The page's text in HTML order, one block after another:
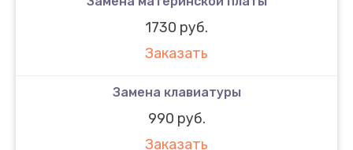
1730 руб.
Заказать
Замена клавиатуры
990 руб.
Заказать